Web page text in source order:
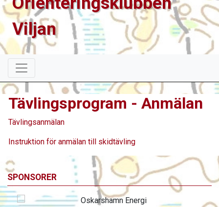
Viljan
Tävlingsprogram - Anmälan
Tävlingsanmälan
Instruktion för anmälan till skidtävling
SPONSORER